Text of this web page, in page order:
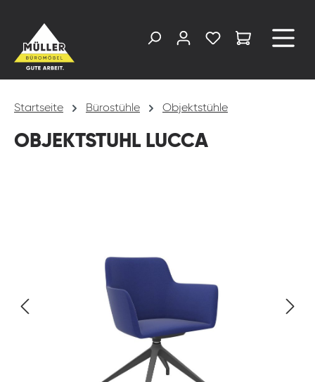
Startseite Bürostühle Objektstühle
OBJEKTSTUHL LUCCA